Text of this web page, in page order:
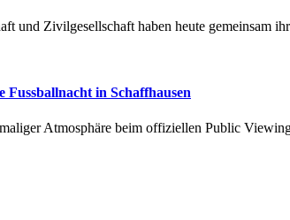
und Zivilgesellschaft haben heute gemeinsam
Fussballnacht in Schaffhausen
Atmosphäre beim offiziellen Public